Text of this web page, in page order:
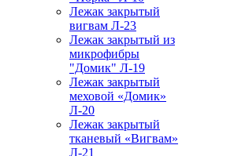
Лежак закрытый
вигвам Л-23
Лежак закрытый из
микрофибры
"Домик" Л-19
Лежак закрытый
меховой «Домик»
Л-20
Лежак закрытый
тканевый «Вигвам»
Л-21